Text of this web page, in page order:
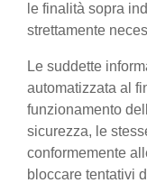
le finalità sopra
strettamente
Le suddette
automatizzata al
funzionamento
sicurezza, le
conformemente
bloccare tentativi